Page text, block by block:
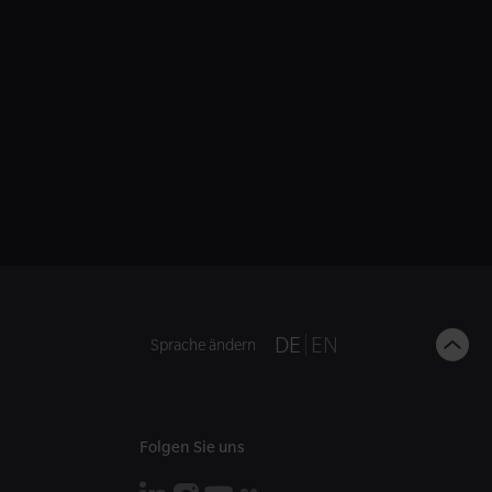
Sprache ändern DE EN
Folgen Sie uns